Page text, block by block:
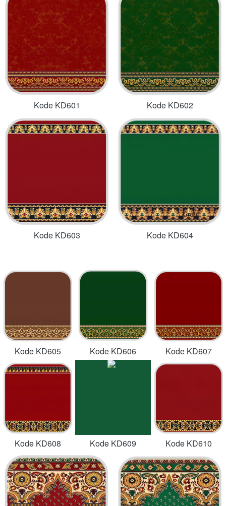
Kode KD601 Kode KD602
Kode KD603 Kode KD604
Kode KD605 Kode KD606 Kode KD607
Kode KD608 Kode KD609 Kode KD610